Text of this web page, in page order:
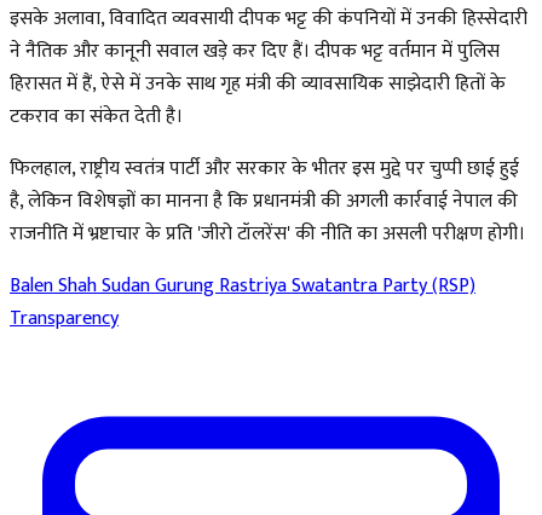
इसके अलावा, विवादित व्यवसायी दीपक भट्ट की कंपनियों में उनकी हिस्सेदारी
ने नैतिक और कानूनी सवाल खड़े कर दिए हैं। दीपक भट्ट वर्तमान में पुलिस
हिरासत में हैं, ऐसे में उनके साथ गृह मंत्री की व्यावसायिक साझेदारी हितों के
टकराव का संकेत देती है।
फिलहाल, राष्ट्रीय स्वतंत्र पार्टी और सरकार के भीतर इस मुद्दे पर चुप्पी छाई हुई
है, लेकिन विशेषज्ञों का मानना है कि प्रधानमंत्री की अगली कार्रवाई नेपाल की
राजनीति में भ्रष्टाचार के प्रति 'जीरो टॉलरेंस' की नीति का असली परीक्षण होगी।
Balen ShahSudan GurungRastriya Swatantra Party (RSP)
Transparency